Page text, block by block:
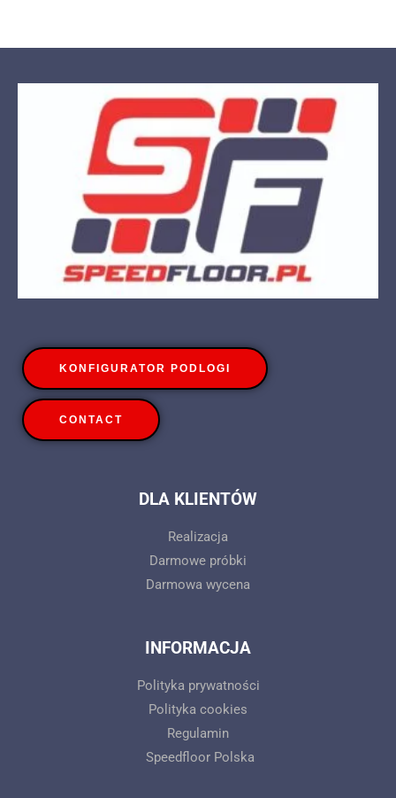
KONFIGURATOR PODLOGI
CONTACT
DLA KLIENTÓW
Realizacja
Darmowe próbki
Darmowa wycena
INFORMACJA
Polityka prywatności
Polityka cookies
Regulamin
Speedfloor Polska